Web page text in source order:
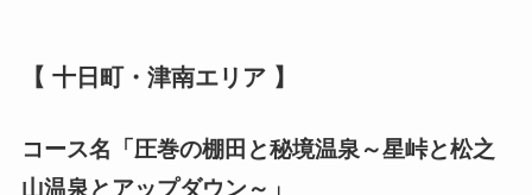
【 十日町・津南エリア 】
コース名「圧巻の棚田と秘境温泉～星峠と松之
山温泉とアップダウン～」